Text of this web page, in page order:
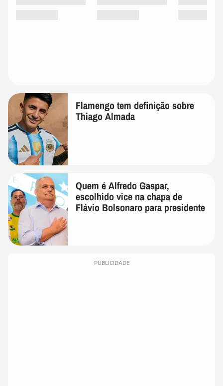
Flamengo tem definição sobre
Thiago Almada
Quem é Alfredo Gaspar,
escolhido vice na chapa de
Flávio Bolsonaro para presidente
PUBLICIDADE